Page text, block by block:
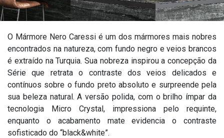
Sustentabilidade
Assistência Técnica
Legendas Técnicas
Catálogos
Certificados
Assistência Técnica ▼
Aplicações Técnicas
Como acionar?
Dúvidas Frequentes
Recomendações Importantes
Dicas de Assistência
Caracteristícas SuperFormatos ▼
Formato 100x200
Formato 120x250
Treinamento SuperFormatos
Roca Expert
Showroom
Superformatos
Contato ▼
Onde Encontrar
O Mármore Nero Caressi é um dos mármores mais nobres
encontrados na natureza, com fundo negro e veios brancos
é extraído na Turquia. Sua nobreza inspirou a concepção da
Série que retrata o contraste dos veios delicados e
contínuos sobre o fundo preto absoluto e surpreende pela
sua beleza natural. A versão polida, com o brilho ímpar da
tecnologia Micro Crystal, impressiona pelo requinte,
enquanto o acabamento mate evidencia o contraste
sofisticado do “black&white”.